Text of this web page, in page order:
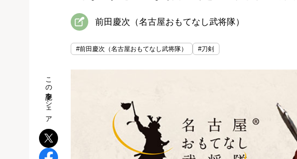
前田慶次（名古屋おもてなし武将隊）
#前田慶次（名古屋おもてなし武将隊） #刀剣
この記事をシェア